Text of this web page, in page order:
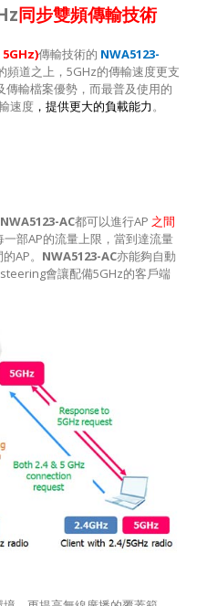
同步雙頻傳輸技術
5GHz)傳輸技術的 NWA5123-
頻道之上， 5GHz的傳輸速度更支
傳輸檔案優勢，而最普及使用的
速度 ，提供更大的負載能力。
NWA5123-AC都可以進行AP 之間
一部AP的流量上限，當到達流量
的AP。 NWA5123-AC亦能夠自動
會讓配備5GHz的客戶端